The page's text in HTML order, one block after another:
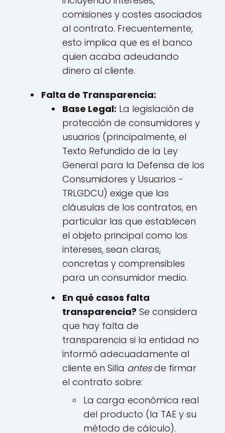
comisiones y costes asociados
al contrato. Frecuentemente,
esto implica que es el banco
quien acaba adeudando
dinero al cliente.
Falta de Transparencia:
Base Legal: La legislación de
protección de consumidores y
usuarios (principalmente, el
Texto Refundido de la Ley
General para la Defensa de los
Consumidores y Usuarios -
TRLGDCU) exige que las
cláusulas de los contratos, en
particular las que establecen
el objeto principal como los
intereses, sean claras,
concretas y comprensibles
para un consumidor medio.
En qué casos falta
transparencia? Se considera
que hay falta de
transparencia si la entidad no
informó adecuadamente al
cliente en Silla antesde firmar
el contrato sobre:
La carga económica real
del producto (la TAE y su
método de cálculo).